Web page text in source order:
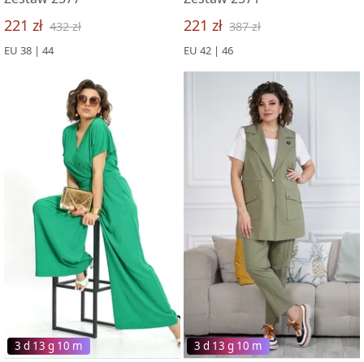
221 zł 432 zł
EU 38 | 44
221 zł 387 zł
EU 42 | 46
3 d 13 g 09 m 3 d 13 g 09 m